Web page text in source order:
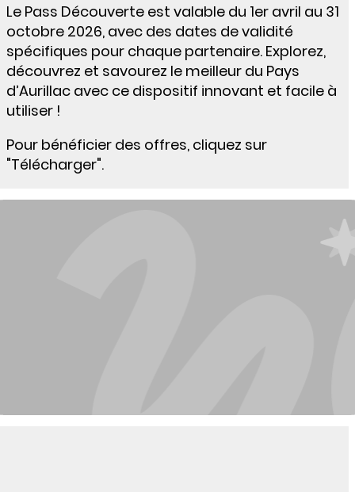
Le Pass Découverte est valable du 1er avril au 31
octobre 2026, avec des dates de validité
spécifiques pour chaque partenaire. Explorez,
découvrez et savourez le meilleur du Pays
d’Aurillac avec ce dispositif innovant et facile à
utiliser !
Pour bénéficier des offres, cliquez sur
"Télécharger".